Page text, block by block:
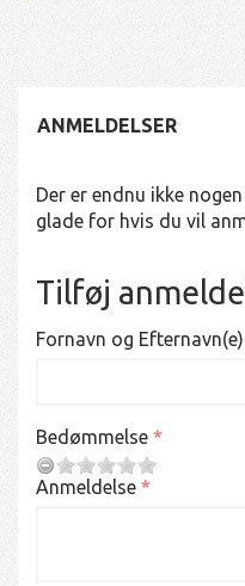
ANMELDELSER
Der er endnu ikke
glade for hvis du vil
Tilføj
Fornavn og Efternavn(e)
Bedømmelse
Anmeldelse